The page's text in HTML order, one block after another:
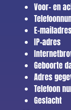
Voor- en
E-
IP-adres
Geboorte
Adres
Telefoon
Geslacht